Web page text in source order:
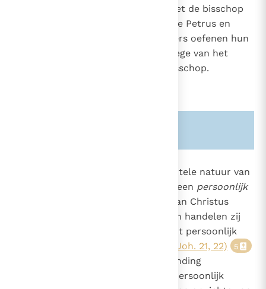
bisschoppen, in gemeenschap met de bisschop
van Rome, opvolger van de heilige Petrus en
hoofd van het college; de priesters oefenen hun
ambt uit binnen het priestercollege van het
bisdom onder leiding van hun bisschop.
Tenslotte is het aan de sacramentele natuur van
het kerkelijk ambt eigen dat het een persoonlijk
heeft. Als de dienaren van Christus
gemeenschappelijk handelen, dan handelen zij
ook altijd persoonlijk. Ieder wordt persoonlijk
(Joh. 21, 22) 5
om in de gemeenschappelijke zending
persoonlijk getuige te zijn door persoonlijk